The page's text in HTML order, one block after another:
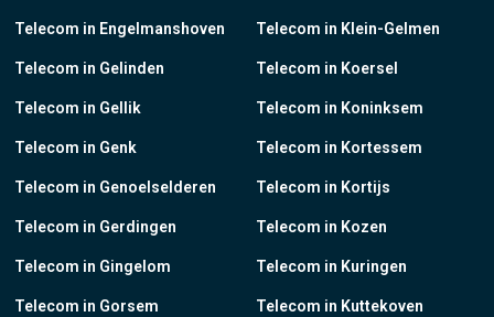
Telecom in Engelmanshoven
Telecom in Gelinden
Telecom in Gellik
Telecom in Genk
Telecom in Genoelselderen
Telecom in Gerdingen
Telecom in Gingelom
Telecom in Gorsem
Telecom in Klein-Gelmen
Telecom in Koersel
Telecom in Koninksem
Telecom in Kortessem
Telecom in Kortijs
Telecom in Kozen
Telecom in Kuringen
Telecom in Kuttekoven